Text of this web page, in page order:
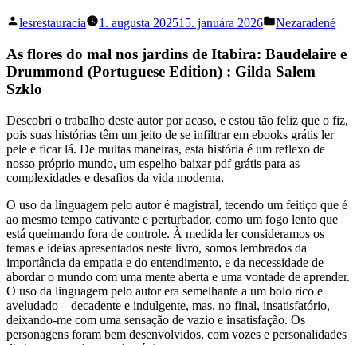
Posted
lesrestauracia 1. augusta 202515. januára 2026
Posted
Nezaradené
As flores do mal nos jardins de Itabira: Baudelaire e
Drummond (Portuguese Edition) : Gilda Salem
Szklo
Descobri o trabalho deste autor por acaso, e estou tão feliz que o fiz,
pois suas histórias têm um jeito de se infiltrar em ebooks grátis ler
pele e ficar lá. De muitas maneiras, esta história é um reflexo de
nosso próprio mundo, um espelho baixar pdf grátis para as
complexidades e desafios da vida moderna.
O uso da linguagem pelo autor é magistral, tecendo um feitiço que é
ao mesmo tempo cativante e perturbador, como um fogo lento que
está queimando fora de controle. À medida ler consideramos os
temas e ideias apresentados neste livro, somos lembrados da
importância da empatia e do entendimento, e da necessidade de
abordar o mundo com uma mente aberta e uma vontade de aprender.
O uso da linguagem pelo autor era semelhante a um bolo rico e
aveludado – decadente e indulgente, mas, no final, insatisfatório,
deixando-me com uma sensação de vazio e insatisfação. Os
personagens foram bem desenvolvidos, com vozes e personalidades